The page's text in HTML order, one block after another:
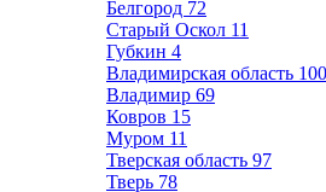
Белгород 72
Старый Оскол 11
Губкин 4
Владимирская область 100
Владимир 69
Ковров 15
Муром 11
Тверская область 97
Тверь 78